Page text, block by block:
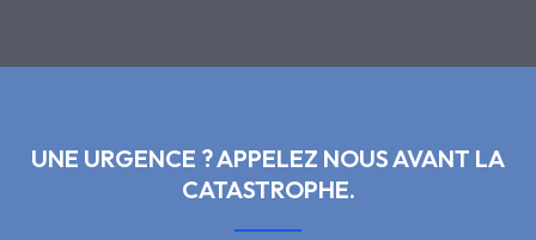
UNE URGENCE ? APPELEZ NOUS AVANT LA
CATASTROPHE.